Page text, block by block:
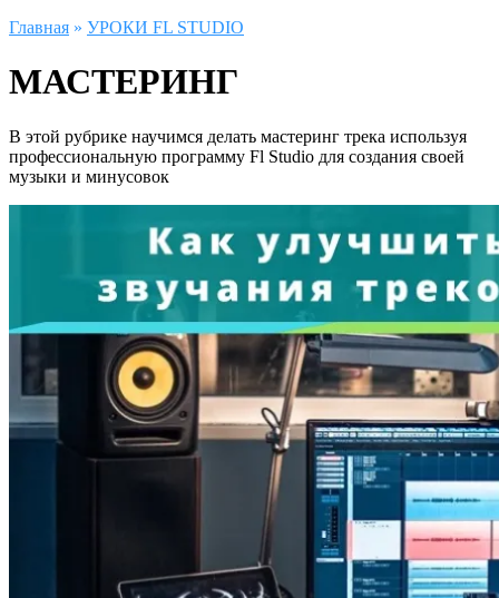
Главная » УРОКИ FL STUDIO
МАСТЕРИНГ
В этой рубрике научимся делать мастеринг трека используя
профессиональную программу Fl Studio для создания своей
музыки и минусовок